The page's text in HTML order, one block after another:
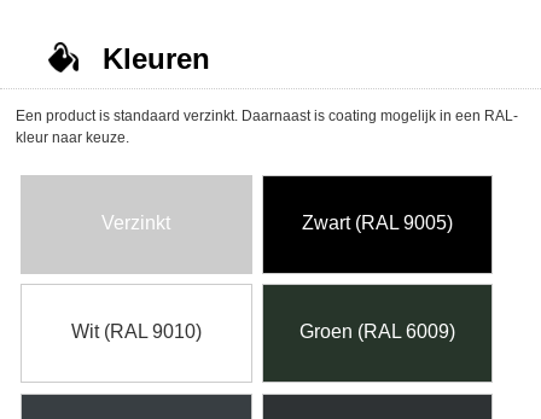
Kleuren
Een product is standaard verzinkt. Daarnaast is coating mogelijk in een RAL-
kleur naar keuze.
Verzinkt Zwart (RAL 9005)
Wit (RAL 9010) Groen (RAL 6009)